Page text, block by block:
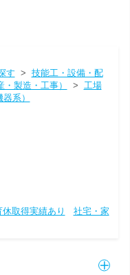
す > 技能工・設備・配
製造・工事） > 工場
系）
休取得実績あり
社宅・家